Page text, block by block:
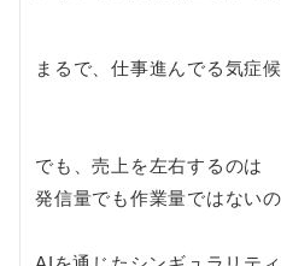
まるで、仕事進んでる気症候
でも、売上を左右するのは
発信量でも作業量ではない